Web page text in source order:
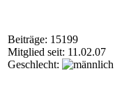
Beiträge: 15199
Mitglied seit: 11.02.07
Geschlecht: